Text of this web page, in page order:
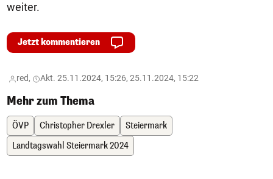
weiter.
Jetzt kommentieren
red, Akt. 25.11.2024, 15:26, 25.11.2024, 15:22
Mehr zum Thema
ÖVP Christopher Drexler
Steiermark
Landtagswahl Steiermark 2024